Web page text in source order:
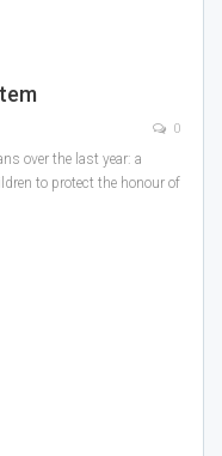
0
over the last year: a
to protect the honour of